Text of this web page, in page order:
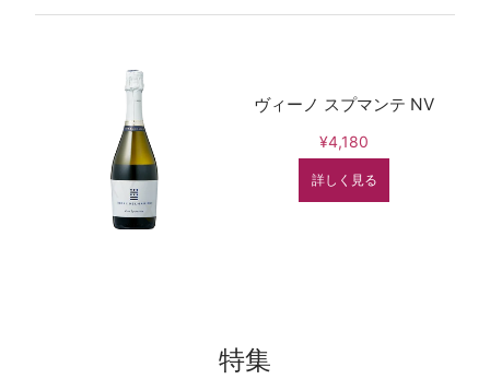
ヴィーノ スプマンテ NV
¥4,180
詳しく見る
特集